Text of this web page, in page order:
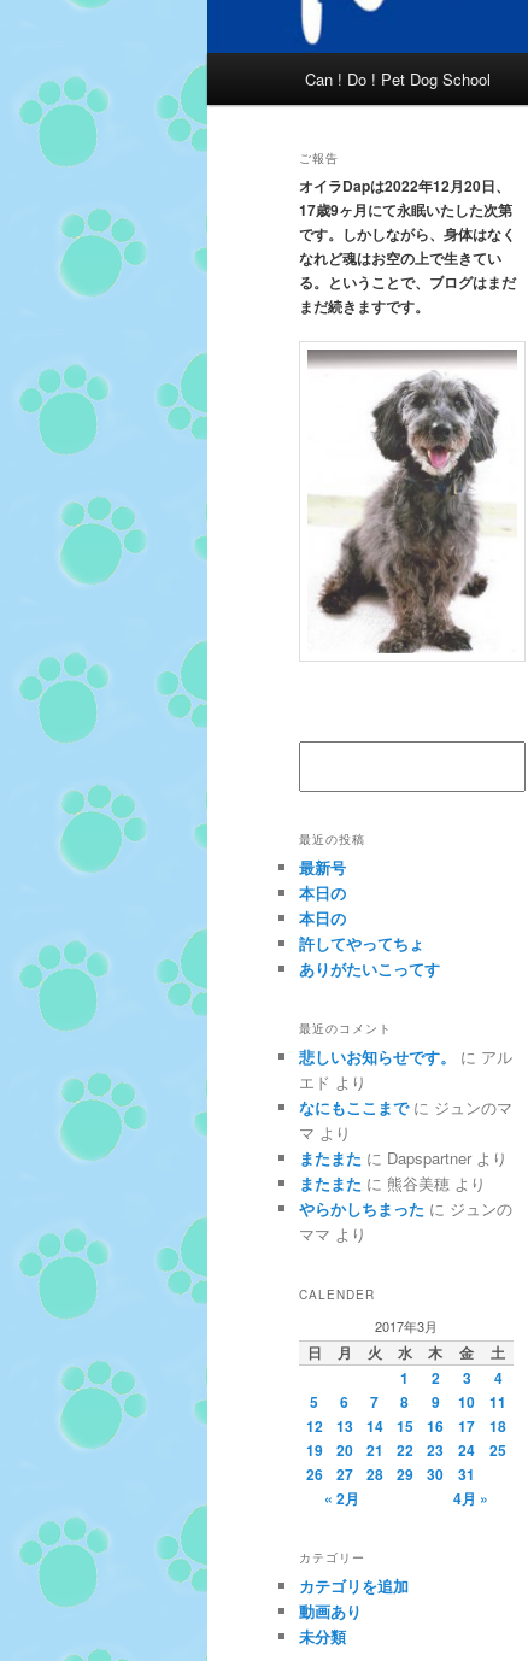
Can ! Do ! Pet Dog School
ご報告
オイラDapは2022年12月20日、
17歳9ヶ月にて永眠いたした次第
です。しかしながら、身体はなく
なれど魂はお空の上で生きてい
る。ということで、ブログはまだ
まだ続きますです。
最近の投稿
最新号
本日の
本日の
許してやってちょ
ありがたいこってす
最近のコメント
悲しいお知らせです。 に アル
エド より
なにもここまでに ジュンのマ
マ より
またまた に Dapspartner より
またまた に 熊谷美穂 より
やらかしちまった に ジュンの
ママ より
CALENDER
2017年3月
日 月 火 水 木 金
土
1
2 3
4
5
6 7 8 9 10
11
12
13 14 15 16 17
18
19
20 21 22 23 24
25
26
27 28 29 30
31
« 2月
4月 »
カテゴリー
カテゴリを追加
動画あり
未分類